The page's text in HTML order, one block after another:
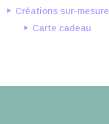
Créations sur-mesure
Carte cadeau